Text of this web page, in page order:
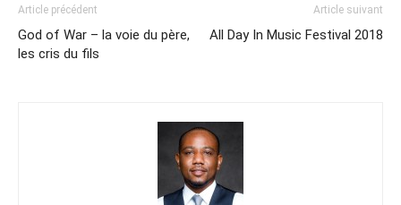
Article précédent
God of War – la voie du père,
les cris du fils
Article suivant
All Day In Music Festival 2018